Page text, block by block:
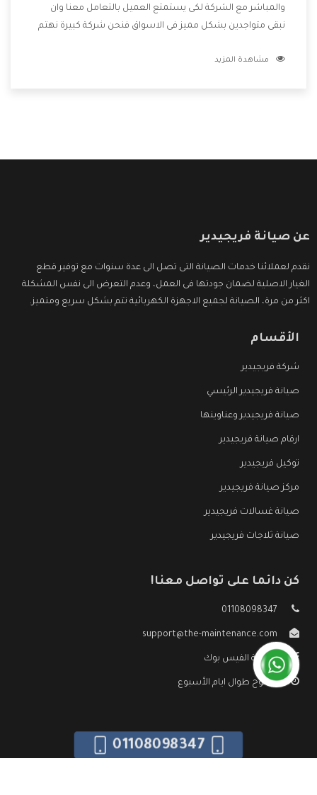
والمباشر مع الشركة لكى يستمتع العميل بالتعامل معنا وان
نبقى متواجدين بشكل مميز فى الاسواق فنحن شركة كبيرة نهتم
الشركة بها والتى تكون منها خدمة الصيانة التى تكون من أهم
مشاهدة المزيد
عن صيانة فريجيدير
نقدم لعملائنا خدمات الصيانة التى تصل الى عدة سنوات مع توفير قطع
الغيار الاصلية لضمان جودتها فى العمل، وعدم التعرض الى نفس المشكلة
اكثر من مرة، الصيانة لجميع الاجهزة الكهربائية تتم بشكل سريع ومتميز.
الأقسام
شركة فريجيدير
صيانة فريجيدير الرئيسي
صيانة فريجيدير وعناوينها
ارقام صيانة فريجيدير
توكيل فريجيدير
مركز صيانة فريجيدير
صيانة غسالات فريجيدير
صيانة ثلاجات فريجيدير
كن دائما على تواصل معنا!
01108098347
support@the-maintenance.com
صفحة الفيس بوك
مفتوح طوال ايام الأسبوع
01108098347